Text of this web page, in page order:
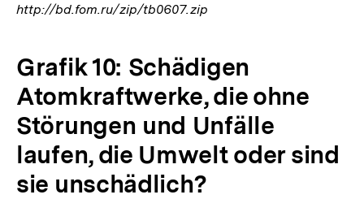
http://bd.fom.ru/zip/tb0607.zip
Grafik 10: Schädigen
Atomkraftwerke, die ohne
Störungen und Unfälle
laufen, die Umwelt oder sind
sie unschädlich?